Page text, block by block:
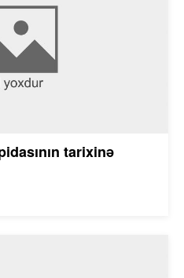
tarixinə